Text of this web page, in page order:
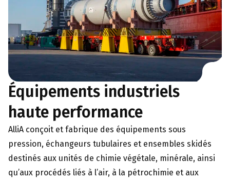
Équipements industriels
haute performance
AlliA conçoit et fabrique des équipements sous
pression, échangeurs tubulaires et ensembles skidés
destinés aux unités de chimie végétale, minérale, ainsi
qu’aux procédés liés à l’air, à la pétrochimie et aux